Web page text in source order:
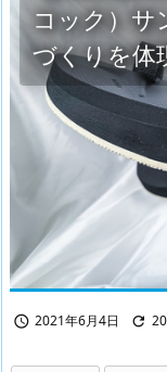
コック）サ
づくりを体
 2021年6月4日 